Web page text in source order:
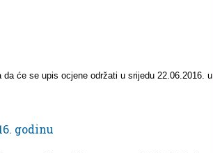
će se upis ocjene održati u srijedu 22.06.2016. u
godinu